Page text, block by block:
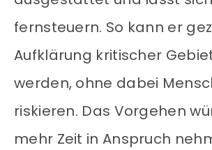
fernsteuern. So kann er
Aufklärung kritischer
werden, ohne dabei
riskieren. Das Vorgehen
mehr Zeit in Anspruch